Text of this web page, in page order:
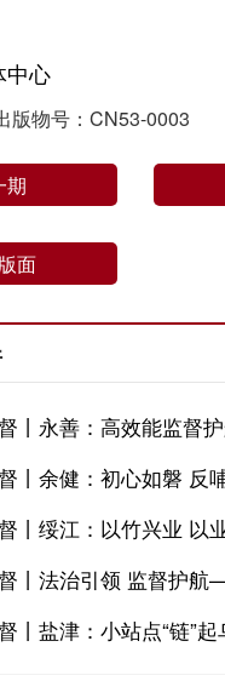
中心
版物号：CN53-0003
期
面
丨永善：高效能监督
丨余健：初心如磐 反
丨绥江：以竹兴业 以
丨法治引领 监督护
”驱动“文旅强市”建设纪
丨盐津：小站点“链”